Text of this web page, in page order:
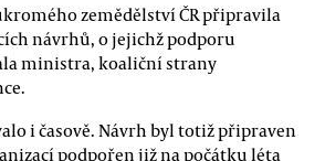
zemědělství ČR připravila
návrhů, o jejichž podporu
ministra, koaliční strany
i časově. Návrh byl totiž připraven
podpořen již na počátku léta